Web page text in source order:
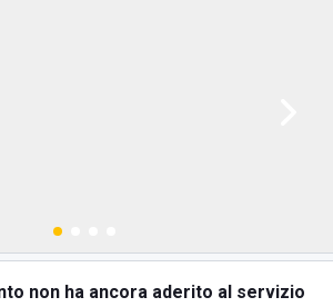
non ha ancora aderito al servizio